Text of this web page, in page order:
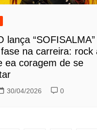
lança
na carreira: rock
ea coragem de se
30/04/2026 0